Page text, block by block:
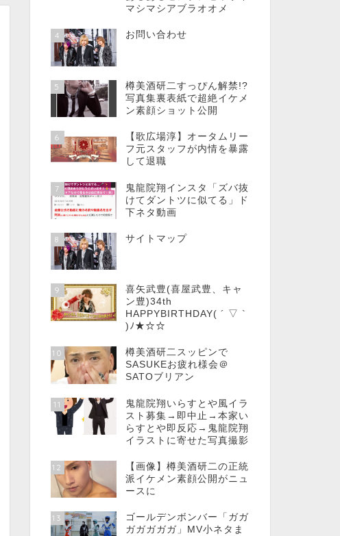
マシマシアブラオオメ
4 お問い合わせ
5
樽美酒研二すっぴん解禁!?
写真集裏表紙で超絶イケメ
ン素顔ショット公開
6
【歌広場淳】オータムリー
フ元スタッフが内情を暴露
して退職
7
鬼龍院翔インスタ「ズバ抜
けてダントツに似てる」ド
下ネタ動画
8 サイトマップ
9
喜矢武豊(喜屋武豊、キャ
ン豊)34th
HAPPYBIRTHDAY( ´ ▽ `
)ﾉ★☆☆
10
樽美酒研二スッピンで
SASUKEお疲れ様会＠
SATOブリアン
11
鬼龍院翔いらすとや風イラ
スト募集→即中止→本家い
らすとや即反応→鬼龍院翔
イラストに寄せた写真撮影
12
【画像】樽美酒研二の正統
派イケメン素顔公開がニュ
ースに
13
ゴールデンボンバー「ガガ
ガガガガガ」MV小ネタま